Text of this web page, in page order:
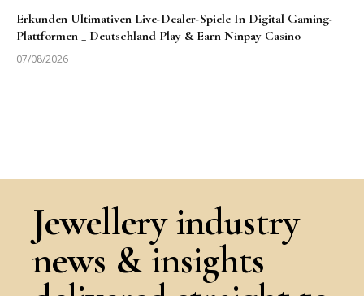
Erkunden Ultimativen Live-Dealer-Spiele In Digital Gaming-
Plattformen _ Deutschland Play & Earn Ninpay Casino
07/08/2026
Jewellery industry
news & insights